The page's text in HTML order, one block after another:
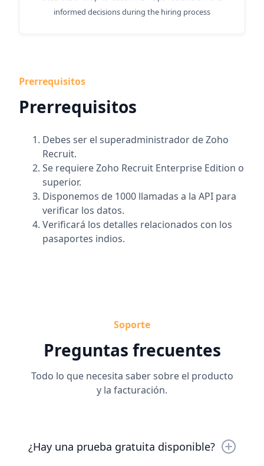
informed decisions during the hiring process
Prerrequisitos
Prerrequisitos
Debes ser el superadministrador de Zoho
Recruit.
Se requiere Zoho Recruit Enterprise Edition o
superior.
Disponemos de 1000 llamadas a la API para
verificar los datos.
Verificará los detalles relacionados con los
pasaportes indios.
Soporte
Preguntas frecuentes
Todo lo que necesita saber sobre el producto
y la facturación.
¿Hay una prueba gratuita disponible?